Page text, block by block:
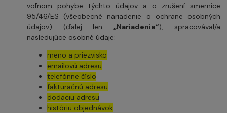
voľnom pohybe týchto údajov a o zrušení smernice
95/46/ES (všeobecné nariadenie o ochrane osobných
údajov) (ďalej len„Nariadenie“), spracovával/a
nasledujúce osobné údaje:
meno a priezvisko
emailovú adresu
telefónne číslo
fakturačnú adresu
dodaciu adresu
históriu objednávok